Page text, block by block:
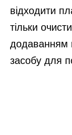
відходити
тільки
додаванням
засобу для